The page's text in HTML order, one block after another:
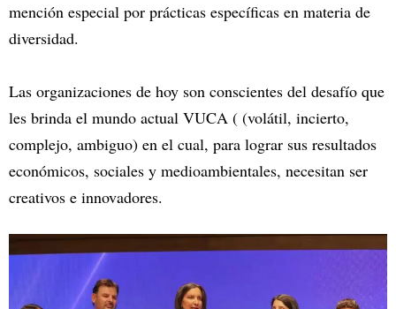
mención especial por prácticas específicas en materia de
diversidad.
Las organizaciones de hoy son conscientes del desafío que
les brinda el mundo actual VUCA ( (volátil, incierto,
complejo, ambiguo) en el cual, para lograr sus resultados
económicos, sociales y medioambientales, necesitan ser
creativos e innovadores.